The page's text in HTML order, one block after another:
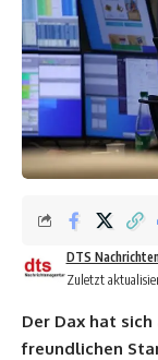
Zuletzt
DTS
Der Dax hat
freundlichen